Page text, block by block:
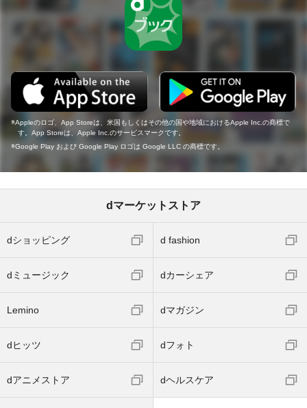
Appleのロゴ、App Storeは、米国もしくはその他の国や地域におけるApple Inc.の商標で
す。App Storeは、Apple Inc.のサービスマークです。
Google Play および Google Play ロゴは Google LLC の商標です。
dマーケットストア
dショッピング d fashion
dミュージック dカーシェア
Lemino dマガジン
dヒッツ dフォト
dアニメストア dヘルスケア